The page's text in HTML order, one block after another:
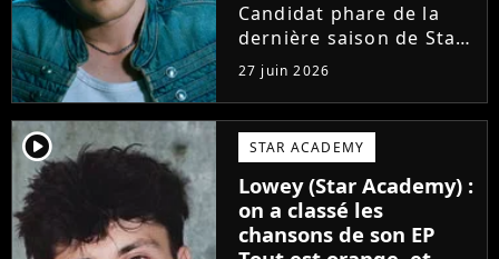
Candidat phare de la
dernière saison de Star
Academy, Bastiaan fait
enfin les présentations
en musique. Découvrez
son premier single
Château, très Troye
Sivan dans l'esprit, et
son...
27 juin 2026
player2 STAR ACADEMY
Lowey (Star Academy) :
on a classé les
chansons de son EP